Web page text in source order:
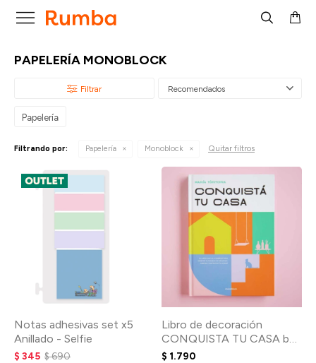

PAPELERÍA MONOBLOCK
Recomendados
Papelería
Filtrando por: Papelería Monoblock Quitar filtros
Notas adhesivas set x5
Anillado - Selfie
$ 345 $690
Libro de decoración
CONQUISTA TU CASA by
María Tórtora
$ 1.790